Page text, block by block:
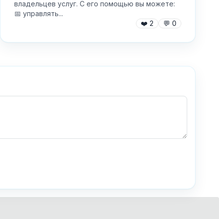
владельцев услуг. С его помощью вы можете:
📅 управлять...
❤️ 2 💬 0